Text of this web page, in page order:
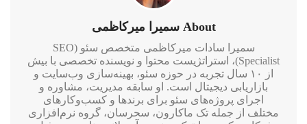
About سمیرا میرکاظمی
سمیرا سادات میرکاظمی متخصص سئو (SEO
Specialist)، استراتژیست محتوا و نویسنده تخصصی با بیش
از ۱۰ سال تجربه در حوزه سئو، بهینه‌سازی وب‌سایت و
بازاریابی دیجیتال است. او سابقه مدیریت، مشاوره و
اجرای پروژه‌های سئو برای برندها و کسب‌وکارهای
مختلف از جمله تک ماکارون، سحرسان، گروه نرم‌افزاری